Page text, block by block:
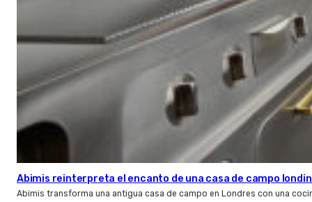
Abimis reinterpreta el encanto de una casa de campo
Abimis transforma una antigua casa de campo en Londres con una